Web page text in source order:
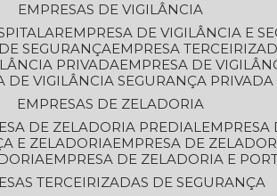
EMPRESAS DE VIGILÂNCIA
EMPRESA DE VIGILÂNCIA E
SEGURANÇA
EMPRESA
PRIVADA
EMPRESA DE
DE VIGILÂNCIA SEGURANÇA PRIVADA
EMPRESAS DE ZELADORIA
DE ZELADORIA PREDIAL
E ZELADORIA EMPRESA DE
EMPRESA DE ZELADORIA E
TERCEIRIZADAS DE SEGURANÇA